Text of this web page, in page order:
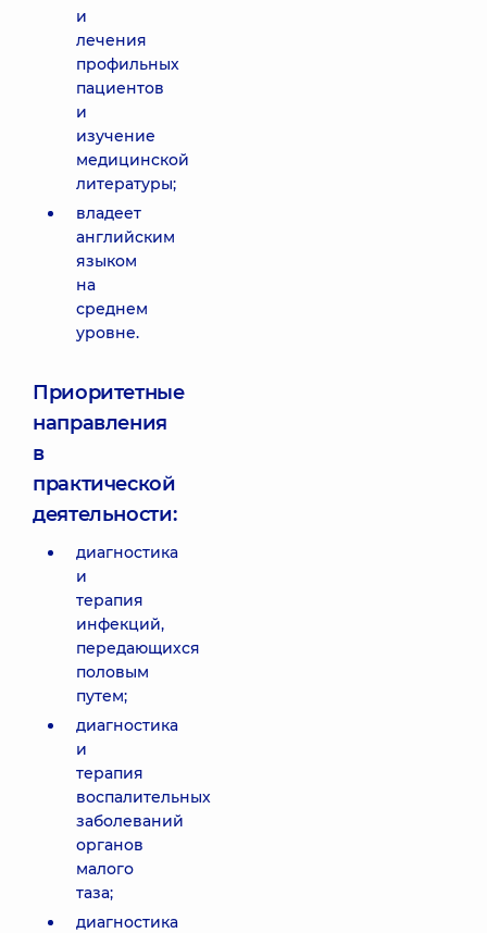
и
лечения
профильных
пациентов
и
изучение
медицинской
литературы;
владеет
английским
языком
на
среднем
уровне.
Приоритетные
направления
в
практической
деятельности:
диагностика
и
терапия
инфекций,
передающихся
половым
путем;
диагностика
и
терапия
воспалительных
заболеваний
органов
малого
таза;
диагностика